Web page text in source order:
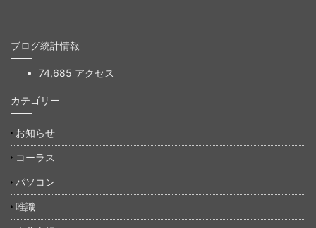
ブログ統計情報
74,685 アクセス
カテゴリー
お知らせ
コーラス
パソコン
唯識